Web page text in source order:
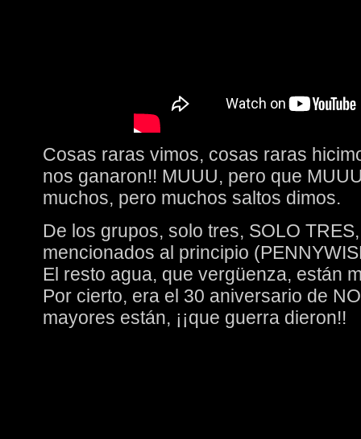
Cosas raras vimos, cosas raras
nos ganaron!! MUUU, pero que
muchos, pero muchos saltos dimos.
De los grupos, solo tres, SOLO
mencionados al principio
El resto agua, que vergüenza, están
Por cierto, era el 30 aniversario de
mayores están, ¡¡que guerra dieron!!